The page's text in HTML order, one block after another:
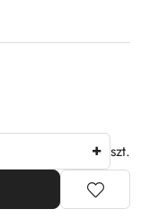
szt.